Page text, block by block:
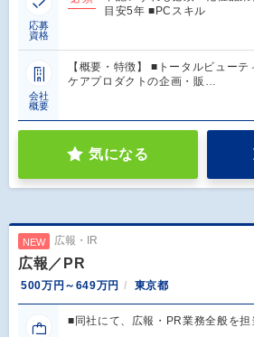
応募
資格
目安5年 ■PCスキル
会社
概要
【概要・特徴】 ■トータルビュー
ケアプロダクトの企画・販…
気になる
NEW 広報・IR
広報／PR
500万円～649万円 東京都
■同社にて、広報・PR業務全般を担